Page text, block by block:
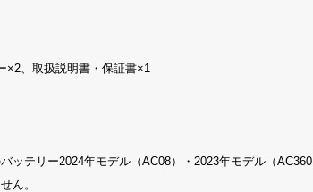
×2、取扱説明書・保証書×1
テリー2024年モデル（AC08）・2023年モデル（
ん。